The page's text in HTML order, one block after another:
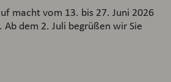
macht vom 13. bis 27. Juni 2026
Ab dem 2. Juli begrüßen wir Sie